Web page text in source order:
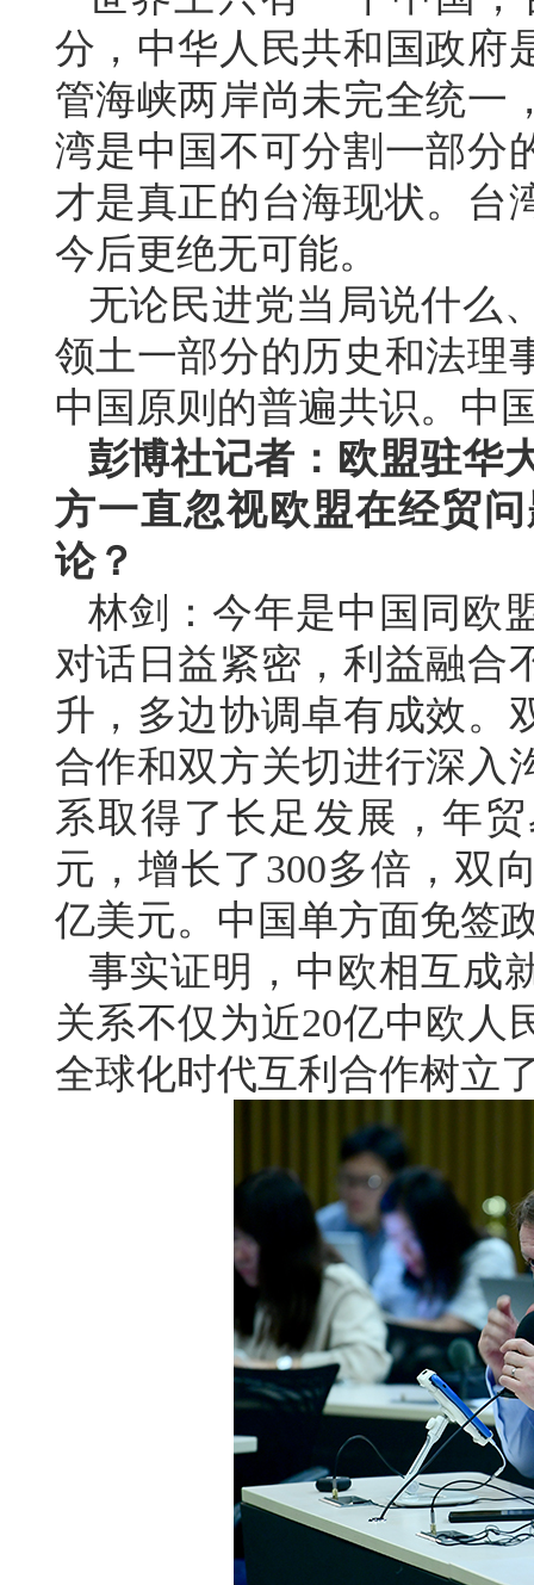
分，中华人民共和国政府
管海峡两岸尚未完全统一
湾是中国不可分割一部分
才是真正的台海现状。台
今后更绝无可能。
无论民进党当局说什么
领土一部分的历史和法理
中国原则的普遍共识。中
彭博社记者：欧盟驻华
方一直忽视欧盟在经贸
论？
林剑：今年是中国同欧
对话日益紧密，利益融合
升，多边协调卓有成效。
合作和双方关切进行深入
系取得了长足发展，年
元，增长了300多倍，双
亿美元。中国单方面免签
事实证明，中欧相互成
关系不仅为近20亿中欧人
全球化时代互利合作树立